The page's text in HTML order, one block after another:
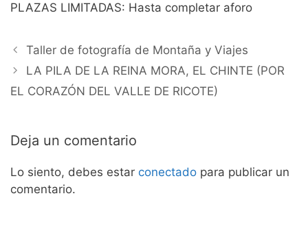
PLAZAS LIMITADAS: Hasta completar aforo
Taller de fotografía de Montaña y Viajes
LA PILA DE LA REINA MORA, EL CHINTE (POR
EL CORAZÓN DEL VALLE DE RICOTE)
Deja un comentario
Lo siento, debes estar conectado para publicar un
comentario.